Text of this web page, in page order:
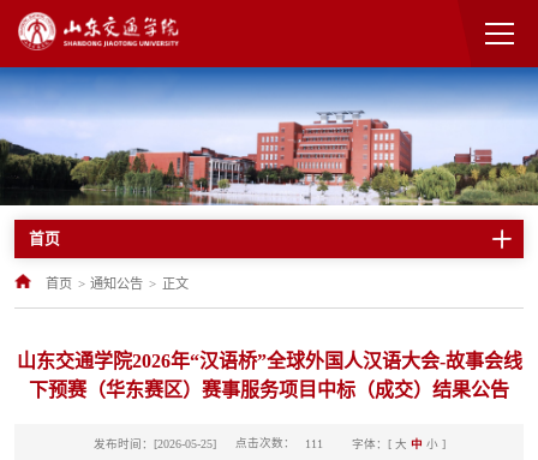
首页
首页 > 通知公告 > 正文
山东交通学院2026年“汉语桥”全球外国人汉语大会-故事会线
下预赛（华东赛区）赛事服务项目中标（成交）结果公告
发布时间：[2026-05-25] 点击次数： 111 字体：[ 大 中 小]